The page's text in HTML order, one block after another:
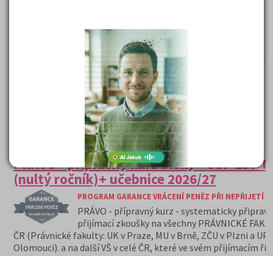
10 560 Kč
PŘIHLÁSIT SE
PRÁVO - přípravný kurz bloky - OSP ZSV
(nultý ročník)+ učebnice 2026/27
PROGRAM GARANCE VRÁCENÍ PENĚZ PŘI NEPŘIJETÍ
PRÁVO - přípravný kurz - systematicky
přijímací zkoušky na všechny PRÁVNICKÉ
ČR (Právnické fakulty: UK v Praze, MU v Brně, ZČU v Plzni a UP
Olomouci). a na další VŠ v celé ČR, které ve svém přijímacím